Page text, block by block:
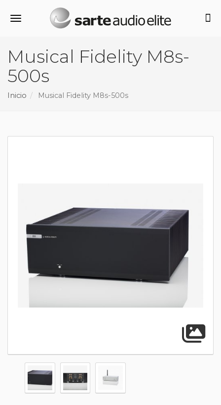
Alternar navegación
Musical Fidelity M8s-
500s
Inicio Musical Fidelity M8s-500s